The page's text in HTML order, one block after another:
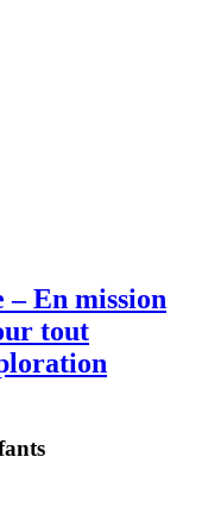
– En mission
tout